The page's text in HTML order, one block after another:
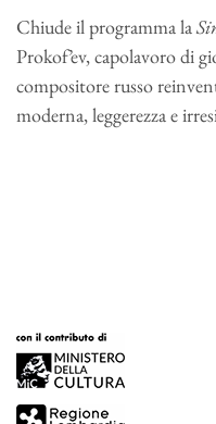
Chiude il programma la
Prokof’ev, capolavoro di
compositore russo
moderna, leggerezza e